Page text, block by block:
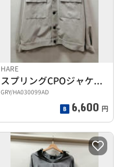
HARE
スプリングCPOジャケット
GRY/HA030099AD
6,600 円